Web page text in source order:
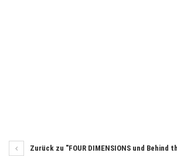
Zurück zu "FOUR DIMENSIONS und Behind